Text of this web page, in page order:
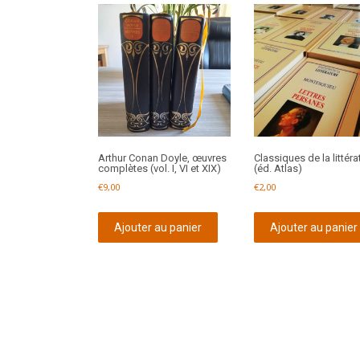
Arthur Conan Doyle, œuvres
complètes (vol. I, VI et XIX)
€9,00
Ajouter au panier
Classiques de la
(éd. Atlas)
€2,00
Ajouter au panier